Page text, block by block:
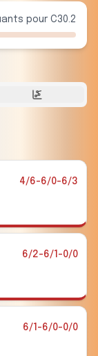
pour C30.2
4/6-6/0-6/3
6/2-6/1-0/0
6/1-6/0-0/0